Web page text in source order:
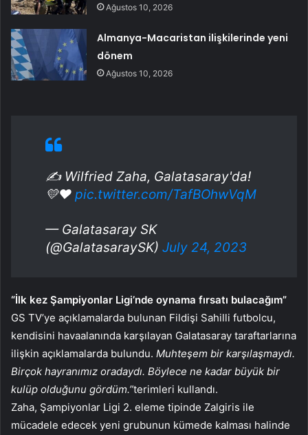
Ağustos 10, 2026
Almanya-Macaristan ilişkilerinde yeni
dönem
Ağustos 10, 2026
✍️ Wilfried Zaha, Galatasaray'da!
💛❤️ pic.twitter.com/TafBOhwVqM
— Galatasaray SK
(@GalatasaraySK) July 24, 2023
“İlk kez Şampiyonlar Ligi’nde oynama fırsatı bulacağım”
GS TV’ye açıklamalarda bulunan Fildişi Sahilli futbolcu,
kendisini havaalanında karşılayan Galatasaray taraftarlarına
ilişkin açıklamalarda bulundu. Muhteşem bir karşılaşmaydı.
Birçok hayranımız oradaydı. Böylece ne kadar büyük bir
kulüp olduğunu gördüm.”terimleri kullandı.
Zaha, Şampiyonlar Ligi 2. eleme tipinde Zalgiris ile
mücadele edecek yeni grubunun kümede kalması halinde